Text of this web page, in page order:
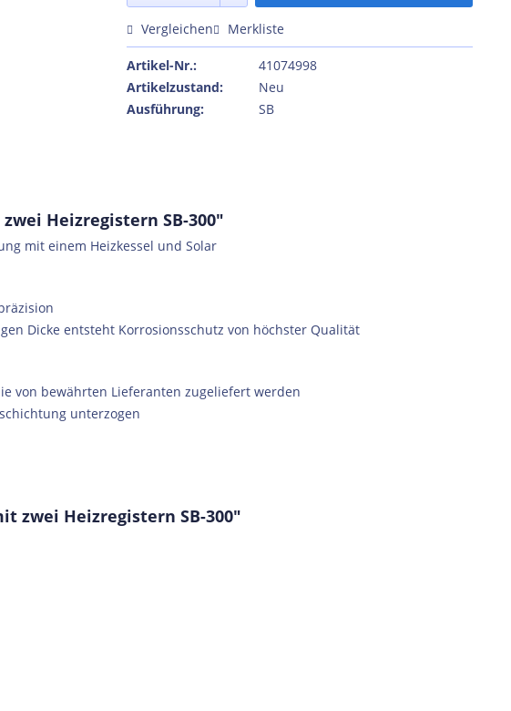
Vergleichen Merkliste
Artikel-Nr.:
41074998
Artikelzustand:
Neu
Ausführung:
SB
Heizregistern SB-300"
mit einem Heizkessel und Solar
Dicke entsteht Korrosionsschutz von höchster Qualität
von bewährten Lieferanten zugeliefert werden
unterzogen
zwei Heizregistern SB-300"